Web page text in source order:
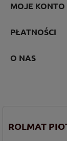
MOJE KONTO
PŁATNOŚCI
O NAS
ROLMAT